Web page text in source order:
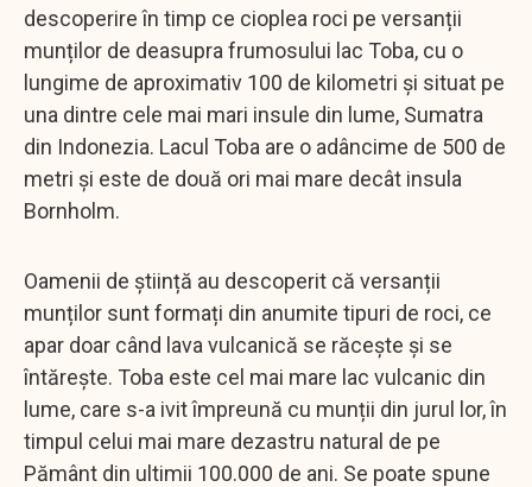
descoperire în timp ce cioplea roci pe versanții
munților de deasupra frumosului lac Toba, cu o
lungime de aproximativ 100 de kilometri și situat pe
una dintre cele mai mari insule din lume, Sumatra
din Indonezia. Lacul Toba are o adâncime de 500 de
metri și este de două ori mai mare decât insula
Bornholm.
Oamenii de știință au descoperit că versanții
munților sunt formați din anumite tipuri de roci, ce
apar doar când lava vulcanică se răcește și se
întărește. Toba este cel mai mare lac vulcanic din
lume, care s-a ivit împreună cu munții din jurul lor, în
timpul celui mai mare dezastru natural de pe
Pământ din ultimii 100.000 de ani. Se poate spune